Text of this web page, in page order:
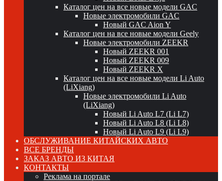
Каталог цен на все новые модели GAC
Новые электромобили GAC
Новый GAC Aion Y
Каталог цен на все новые модели Geely
Новые электромобили ZEEKR
Новый ZEEKR 001
Новый ZEEKR 009
Новый ZEEKR X
Каталог цен на все новые модели Li Auto
(LiXiang)
Новые электромобили Li Auto
(LiXiang)
Новый Li Auto L7 (Li L7)
Новый Li Auto L8 (Li L8)
Новый Li Auto L9 (Li L9)
ОБСЛУЖИВАНИЕ КИТАЙСКИХ АВТО
ВСЕ БРЕНДЫ
ЗАКАЗ АВТО ИЗ КИТАЯ
КОНТАКТЫ
Реклама на портале